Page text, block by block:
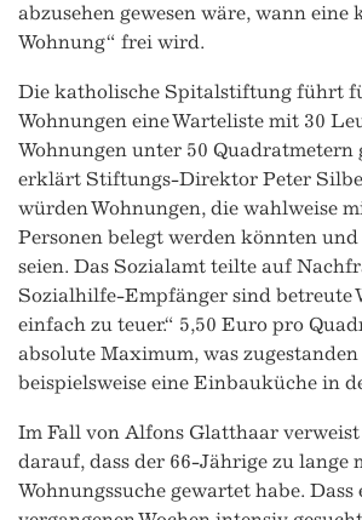
abzusehen gewesen wäre, wann eine
Wohnung“ frei wird.
Die katholische Spitalstiftung führt
Wohnungen eine Warteliste mit 30
Wohnungen unter 50 Quadratmetern
erklärt Stiftungs-Direktor Peter
würden Wohnungen, die wahlweise
Personen belegt werden könnten
seien. Das Sozialamt teilte auf
Sozialhilfe-Empfänger sind betreute
einfach zu teuer.“ 5,50 Euro pro
absolute Maximum, was
beispielsweise eine Einbauküche in
Im Fall von Alfons Glatthaar
darauf, dass der 66-Jährige zu lange
Wohnungssuche gewartet habe. Dass